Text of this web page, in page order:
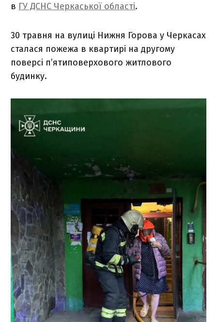
в ГУ ДСНС Черкаської області.
30 травня на вулиці Нижня Горова у Черкасах
сталася пожежа в квартирі на другому
поверсі п’ятиповерхового житлового
будинку.